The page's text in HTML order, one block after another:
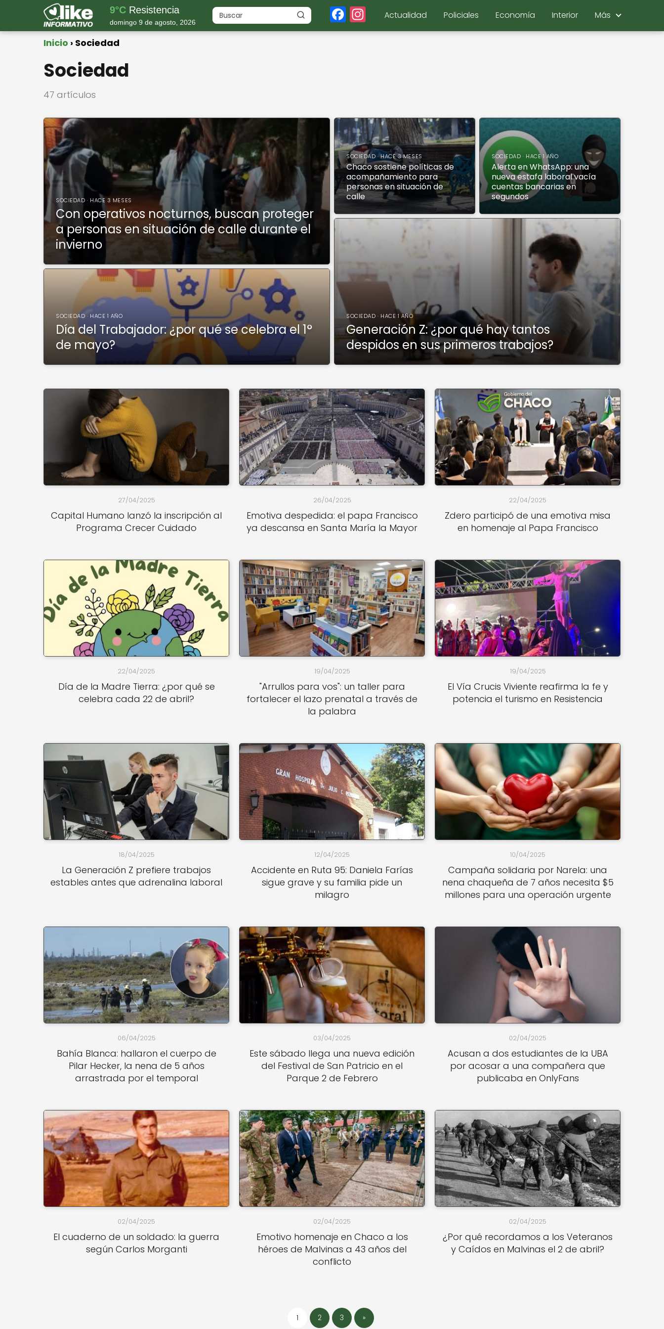
9°C Resistencia
domingo 9 de agosto, 2026 F
a
k
st
Actualidad Policiales Economía Interior Más
Inicio Sociedad
Sociedad
47 artículos
SOCIEDAD · HACE 3 MESES
Con operativos nocturnos, buscan proteger
a personas en situación de calle durante el
invierno
SOCIEDAD · HACE 3 MESES
Chaco sostiene políticas de
acompañamiento para
personas en situación de
calle
SOCIEDAD · HACE 1 AÑO
Día del Trabajador: ¿por qué se celebra el 1°
de mayo?
SOCIEDAD · HACE 1 AÑO
Alerta en WhatsApp: una
nueva estafa laboral vacía
cuentas bancarias en
segundos
SOCIEDAD · HACE 1 AÑO
Generación Z: ¿por qué hay tantos
despidos en sus primeros trabajos?
27/04/2025
Capital Humano lanzó la inscripción al
Programa Crecer Cuidado
26/04/2025
Emotiva despedida: el papa Francisco
ya descansa en Santa María la Mayor
22/04/2025
Zdero participó de una emotiva misa
en homenaje al Papa Francisco
22/04/2025
Día de la Madre Tierra: ¿por qué se
celebra cada 22 de abril?
19/04/2025
"Arrullos para vos": un taller para
fortalecer el lazo prenatal a través de
la palabra
19/04/2025
El Vía Crucis Viviente reafirma la fe y
potencia el turismo en Resistencia
18/04/2025
La Generación Z prefiere trabajos
estables antes que adrenalina laboral
12/04/2025
Accidente en Ruta 95: Daniela Farías
sigue grave y su familia pide un
milagro
10/04/2025
Campaña solidaria por Narela: una
nena chaqueña de 7 años necesita $5
millones para una operación urgente
06/04/2025
Bahía Blanca: hallaron el cuerpo de
Pilar Hecker, la nena de 5 años
arrastrada por el temporal
03/04/2025
Este sábado llega una nueva edición
del Festival de San Patricio en el
Parque 2 de Febrero
02/04/2025
Acusan a dos estudiantes de la UBA
por acosar a una compañera que
publicaba en OnlyFans
02/04/2025
El cuaderno de un soldado: la guerra
según Carlos Morganti
02/04/2025
Emotivo homenaje en Chaco a los
héroes de Malvinas a 43 años del
conflicto
02/04/2025
¿Por qué recordamos a los Veteranos
y Caídos en Malvinas el 2 de abril?
1 2 3 »